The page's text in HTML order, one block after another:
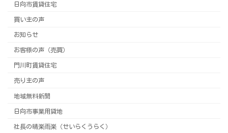
日向市賃貸住宅
買い主の声
お知らせ
お客様の声（売買）
門川町賃貸住宅
売り主の声
地域無料新聞
日向市事業用貸地
社長の晴楽雨楽（せいらくうらく）